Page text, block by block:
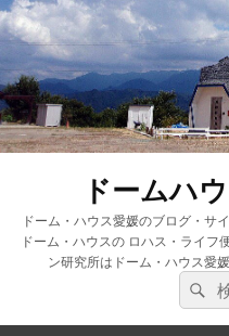
ドームハ
ドーム・ハウス愛媛のブログ・サ
ドーム・ハウスの ロハス・ライフ
ン研究所はドーム・ハウス愛
検
索:
検
索